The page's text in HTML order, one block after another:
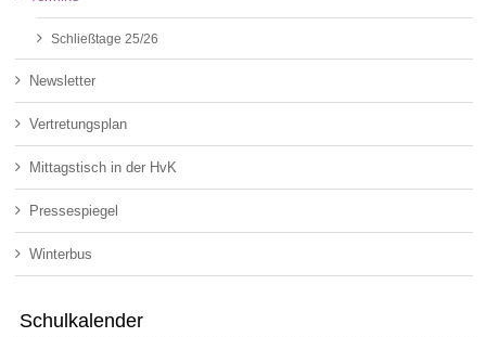
Schließtage 25/26
Newsletter
Vertretungsplan
Mittagstisch in der HvK
Pressespiegel
Winterbus
Schulkalender